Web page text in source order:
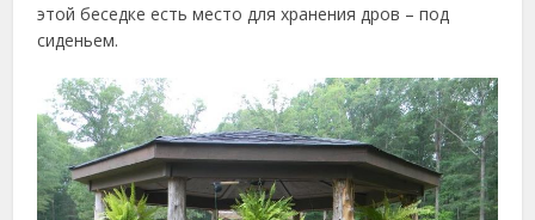
этой беседке есть место для хранения дров – под
сиденьем.